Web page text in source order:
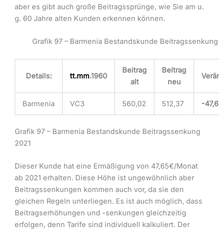
aber es gibt auch große Beitragssprünge, wie Sie am u.
g. 60 Jahre alten Kunden erkennen können.
Grafik 97 – Barmenia Bestandskunde Beitragssenkung
Details: tt.mm.1960
Beitrag
alt
Beitrag
neu
Barmenia VC3 560,02 512,37 -
Grafik 97 – Barmenia Bestandskunde Beitragssenkung
2021
Dieser Kunde hat eine Ermäßigung von 47,65€/Monat
ab 2021 erhalten. Diese Höhe ist ungewöhnlich aber
Beitragssenkungen kommen auch vor, da sie den
gleichen Regeln unterliegen. Es ist auch möglich, dass
Beitragserhöhungen und -senkungen gleichzeitig
erfolgen, denn Tarife sind individuell kalkuliert. Der